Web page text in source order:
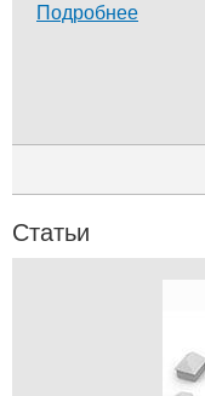
Подробнее
Статьи